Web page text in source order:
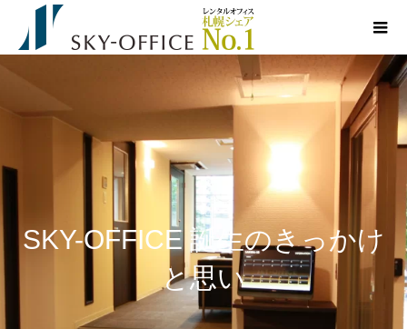
SKY-OFFICE 誕生のきっかけ
と思い